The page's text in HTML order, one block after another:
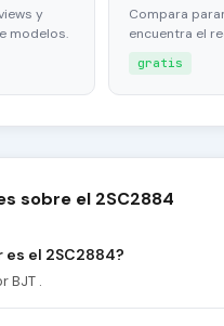
y
modelos.
Compara
encuentra el
gratis
sobre el 2SC2884
el 2SC2884?
BJT .